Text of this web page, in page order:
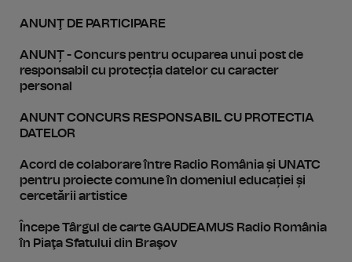
ANUNŢ DE PARTICIPARE
ANUNȚ - Concurs pentru ocuparea unui post de
responsabil cu protecția datelor cu caracter
personal
ANUNT CONCURS RESPONSABIL CU PROTECTIA
DATELOR
Acord de colaborare între Radio România și UNATC
pentru proiecte comune în domeniul educației și
cercetării artistice
Începe Târgul de carte GAUDEAMUS Radio România
în Piaţa Sfatului din Braşov